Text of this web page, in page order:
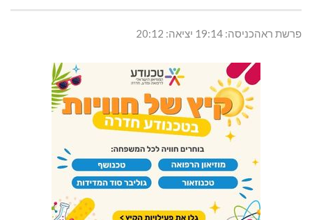
פרשת ראהכניסה: 19:14 יציאה: 20:12